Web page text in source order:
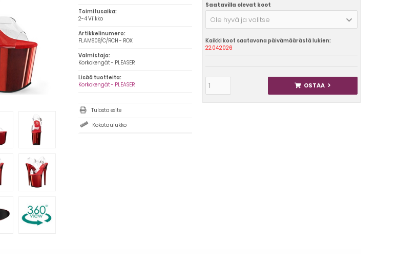
Saatavilla olevat koot
Ole hyvä ja valitse
Kaikki koot saatavana päivämäärästä lukien:
22.04.2026
OSTAA
Toimitusaika:
2-4 Viikko
Artikkelinumero:
FLAM808/C/RCH - ROX
Valmistaja:
Korkokengät - PLEASER
Lisää tuotteita:
Korkokengät - PLEASER
Tulosta esite
Kokotaulukko